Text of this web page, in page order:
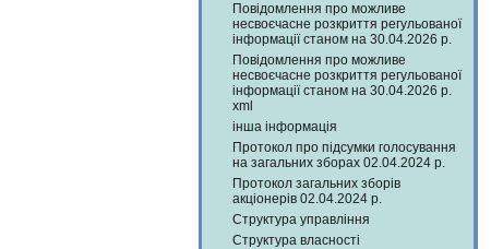
Повідомлення про можливе
несвоєчасне розкриття регульованої
інформації станом на 30.04.2026 р.
Повідомлення про можливе
несвоєчасне розкриття регульованої
інформації станом на 30.04.2026 р.
xml
інша інформація
Протокол про підсумки голосування
на загальних зборах 02.04.2024 р.
Протокол загальних зборів
акціонерів 02.04.2024 р.
Структура управління
Структура власності